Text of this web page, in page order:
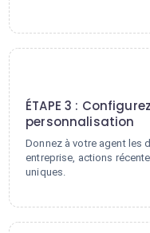
ÉTAPE 3 :
personnalisation
Donnez à votre agent les
entreprise, actions
uniques.